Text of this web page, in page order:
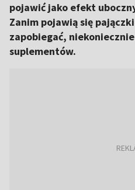
pojawić jako efekt
Zanim pojawią się
zapobiegać,
suplementów.